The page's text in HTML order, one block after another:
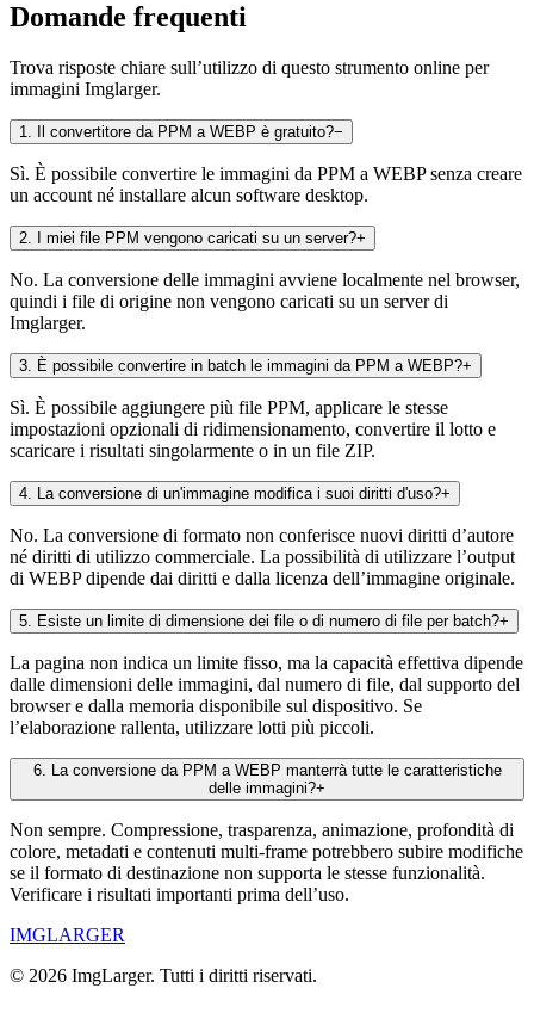
Domande frequenti
Trova risposte chiare sull’utilizzo di questo strumento online per
immagini Imglarger.
1. Il convertitore da PPM a WEBP è gratuito?−
Sì. È possibile convertire le immagini da PPM a WEBP senza creare
un account né installare alcun software desktop.
2. I miei file PPM vengono caricati su un server?+
No. La conversione delle immagini avviene localmente nel browser,
quindi i file di origine non vengono caricati su un server di
Imglarger.
3. È possibile convertire in batch le immagini da PPM a WEBP?+
Sì. È possibile aggiungere più file PPM, applicare le stesse
impostazioni opzionali di ridimensionamento, convertire il lotto e
scaricare i risultati singolarmente o in un file ZIP.
4. La conversione di un'immagine modifica i suoi diritti d'uso?+
No. La conversione di formato non conferisce nuovi diritti d’autore
né diritti di utilizzo commerciale. La possibilità di utilizzare l’output
di WEBP dipende dai diritti e dalla licenza dell’immagine originale.
5. Esiste un limite di dimensione dei file o di numero di file per batch?+
La pagina non indica un limite fisso, ma la capacità effettiva dipende
dalle dimensioni delle immagini, dal numero di file, dal supporto del
browser e dalla memoria disponibile sul dispositivo. Se
l’elaborazione rallenta, utilizzare lotti più piccoli.
6. La conversione da PPM a WEBP manterrà tutte le caratteristiche
delle immagini?+
Non sempre. Compressione, trasparenza, animazione, profondità di
colore, metadati e contenuti multi-frame potrebbero subire modifiche
se il formato di destinazione non supporta le stesse funzionalità.
Verificare i risultati importanti prima dell’uso.
IMGLARGER
© 2026 ImgLarger. Tutti i diritti riservati.